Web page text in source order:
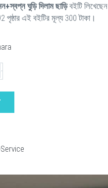
ঘুড়ি দিলাম ছাড়িবইটি লিখেছেন
পৃষ্ঠার এই বইটির মূল্য 300 টাকা।